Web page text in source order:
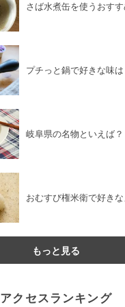
さば水煮缶を使うおす
プチっと鍋で好きな味は
岐阜県の名物といえば？
おむすび権米衛で好き
もっと見る
アクセスランキング